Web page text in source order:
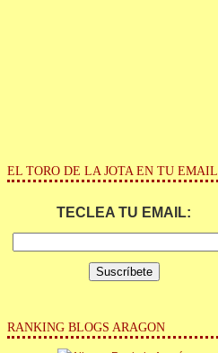
EL TORO DE LA JOTA EN TU EMAIL
TECLEA TU EMAIL:
RANKING BLOGS ARAGON